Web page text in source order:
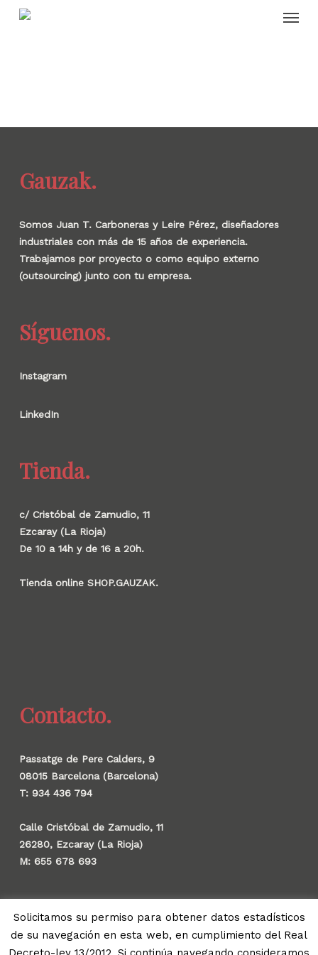
Skip
Gauzak.
Somos Juan T. Carboneras y Leire Pérez, diseñadores
industriales con más de 15 años de experiencia.
Trabajamos por proyecto o como equipo externo
(outsourcing) junto con tu empresa.
Síguenos.
Instagram
LinkedIn
Tienda.
c/ Cristóbal de Zamudio, 11
Ezcaray (La Rioja)
De 10 a 14h y de 16 a 20h.
Tienda online SHOP.GAUZAK.
Contacto.
Passatge de Pere Calders, 9
08015 Barcelona (Barcelona)
T: 934 436 794
Calle Cristóbal de Zamudio, 11
26280, Ezcaray (La Rioja)
M: 655 678 693
© 2026 Gauzak.
Solicitamos su permiso para obtener datos estadísticos
de su navegación en esta web, en cumplimiento del Real